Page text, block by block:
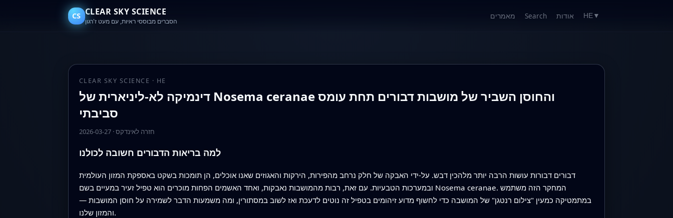
CS CLEAR SKY SCIENCE
הסברים מבוססי ראיות, עם מעט ז'רגון
מאמרים Search אודות HE ▼
CLEAR SKY SCIENCE · HE
דינמיקה לא‑ליניארית של Nosema ceranae והחוסן השביר של מושבות דבורים תחת עומס
סביבתי
2026-03-27·חזרה לאינדקס
למה בריאות הדבורים חשובה לכולנו
דבורים דבורות עושות הרבה יותר מלהכין דבש. על‑ידי האבקה של חלק נרחב מהפירות, הירקות והאגוזים שאנו אוכלים, הן תומכות בשקט באספקת המזון העולמית
ובמערכות הטבעיות. עם זאת, רבות מהמושבות נאבקות, ואחד האשמים הפחות מוכרים הוא טפיל זעיר במעיים בשם Nosema ceranae. המחקר הזה משתמש
במתמטיקה כמעין "צילום רנטגן" של המושבה כדי לחשוף מדוע זיהומים בטפיל זה נוטים לדעכת ואז לשוב במסתורין, ומה משמעות הדבר לשמירה על חוסן המושבות —
והמזון שלנו.